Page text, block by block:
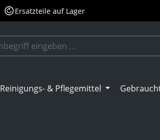
Ersatzteile auf Lager
Reinigungs- & Pflegemittel